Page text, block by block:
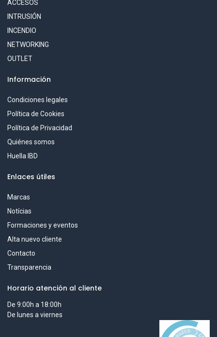
ACCESOS
INTRUSIÓN
INCENDIO
NETWORKING
OUTLET
Información
Condiciones legales
Política de Cookies
Política de Privacidad
Quiénes somos
Huella IBD
Enlaces útiles
Marcas
Notícias
Formaciones y eventos
Alta nuevo cliente
Contacto
Transparencia
Horario atención al cliente
De 9:00h a 18:00h
De lunes a viernes